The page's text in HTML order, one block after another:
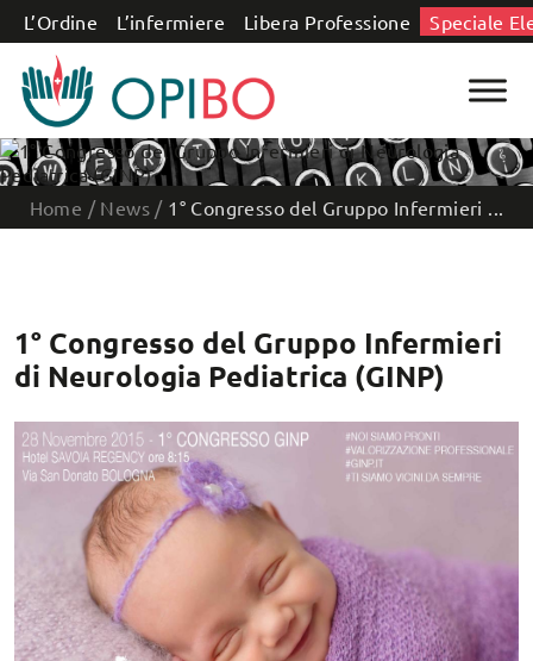
Salta al contenuto
L’Ordine L’infermiere Libera Professione Speciale
Home / News / 1° Congresso del Gruppo Infermieri ...
1° Congresso del Gruppo Infermieri
di Neurologia Pediatrica (GINP)